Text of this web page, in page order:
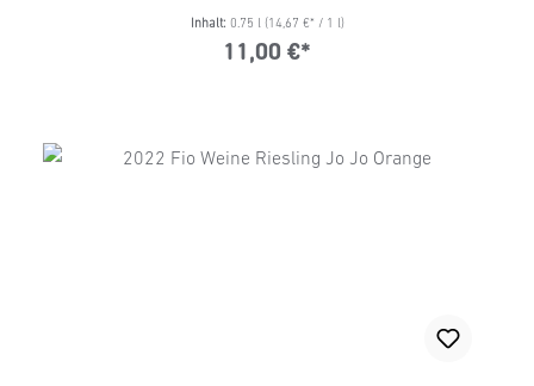
Inhalt: 0.75 l (14,67 €* / 1 l)
11,00 €*